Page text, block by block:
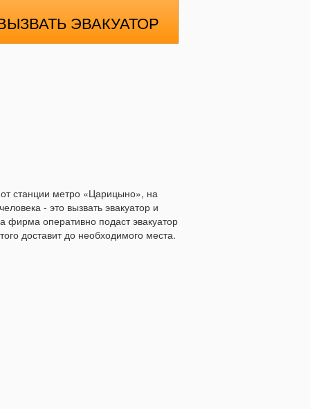
ЭВАКУАТОР
станции метро «Царицыно», на
- это вызвать эвакуатор и
фирма оперативно подаст эвакуатор
доставит до необходимого места.